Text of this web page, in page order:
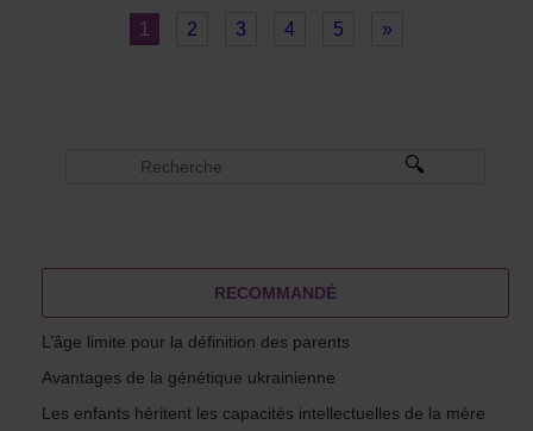
1 2 3 4 5 »
RECOMMANDÉ
L’âge limite pour la définition des parents
Avantages de la génétique ukrainienne
Les enfants héritent les capacités intellectuelles de la mère